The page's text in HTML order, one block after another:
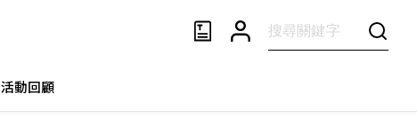
活動回顧